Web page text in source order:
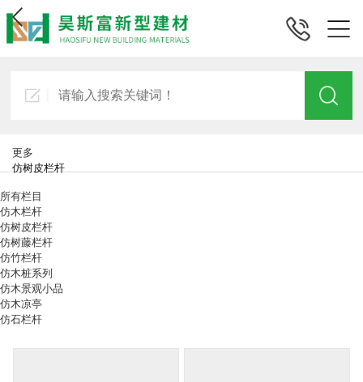
更多
仿树皮栏杆
所有栏目
仿木栏杆
仿树皮栏杆
仿树藤栏杆
仿竹栏杆
仿木桩系列
仿木景观小品
仿木凉亭
仿石栏杆